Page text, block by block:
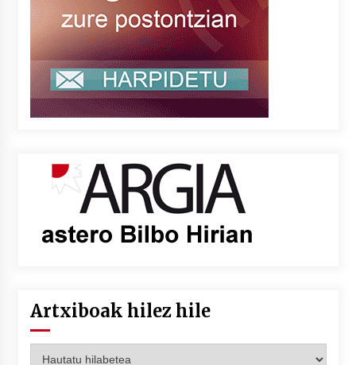
Artxiboak hilez hile